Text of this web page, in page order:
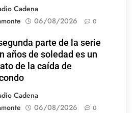
Cadena
06/08/2026 0
parte de la serie
años de soledad es un
de la caída de
Cadena
06/08/2026 0